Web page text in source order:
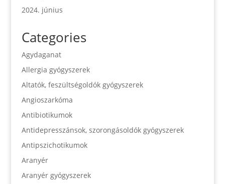
2024. június
Categories
Agydaganat
Allergia gyógyszerek
Altatók, feszültségoldók gyógyszerek
Angioszarkóma
Antibiotikumok
Antidepresszánsok, szorongásoldók gyógyszerek
Antipszichotikumok
Aranyér
Aranyér gyógyszerek